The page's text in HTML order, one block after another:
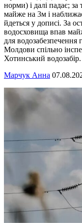
норми) і далі падає;
майже на 3м і
йдеться у дописі. За
водосховища впав
для водозабезпечення
Молдови спільно
Хотинський
Марчук Анна